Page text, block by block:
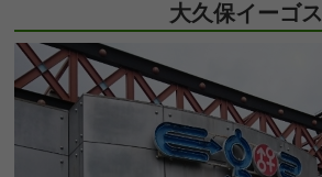
大久保イーゴス